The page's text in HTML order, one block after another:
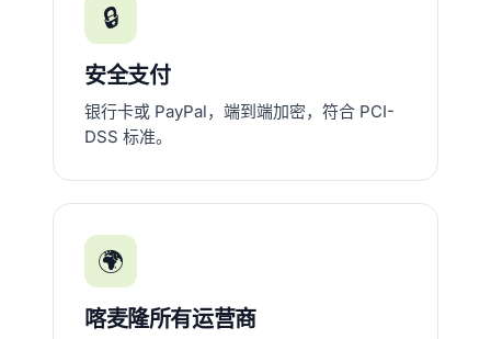
🔒
安全支付
银行卡或 PayPal，端到端加密，符合 PCI-
DSS 标准。
🌍
喀麦隆所有运营商